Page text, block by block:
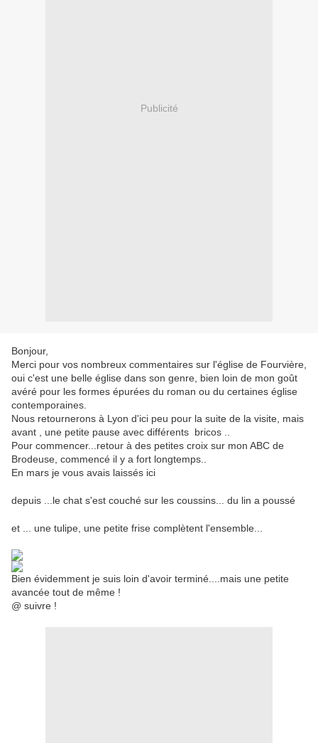
Publicité
Bonjour,
Merci pour vos nombreux commentaires sur l'église de Fourvière,
oui c'est une belle église dans son genre, bien loin de mon goût
avéré pour les formes épurées du roman ou du certaines église
contemporaines.
Nous retournerons à Lyon d'ici peu pour la suite de la visite, mais
avant , une petite pause avec différents bricos ..
Pour commencer...retour à des petites croix sur mon ABC de
Brodeuse, commencé il y a fort longtemps..
En mars je vous avais laissés ici
depuis ...le chat s'est couché sur les coussins... du lin a poussé
et ... une tulipe, une petite frise complètent l'ensemble...
Bien évidemment je suis loin d'avoir terminé....mais une petite
avancée tout de même !
@ suivre !